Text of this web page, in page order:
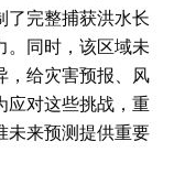
了完整捕获洪水长
。同时，该区域未
，给灾害预报、风
应对这些挑战，重
未来预测提供重要